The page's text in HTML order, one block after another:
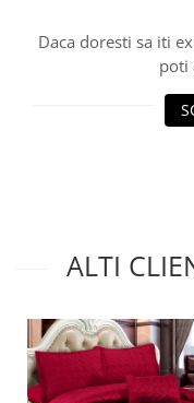
Daca doresti sa iti
poti
ALTI